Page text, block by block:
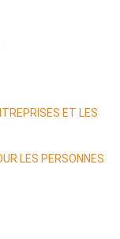
ET LES
LES PERSONNES